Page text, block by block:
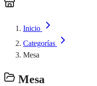
Inicio
Categorías
Mesa
Mesa